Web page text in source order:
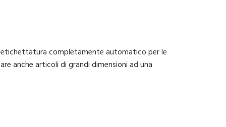
completamente automatico per le
anche articoli di grandi dimensioni ad una